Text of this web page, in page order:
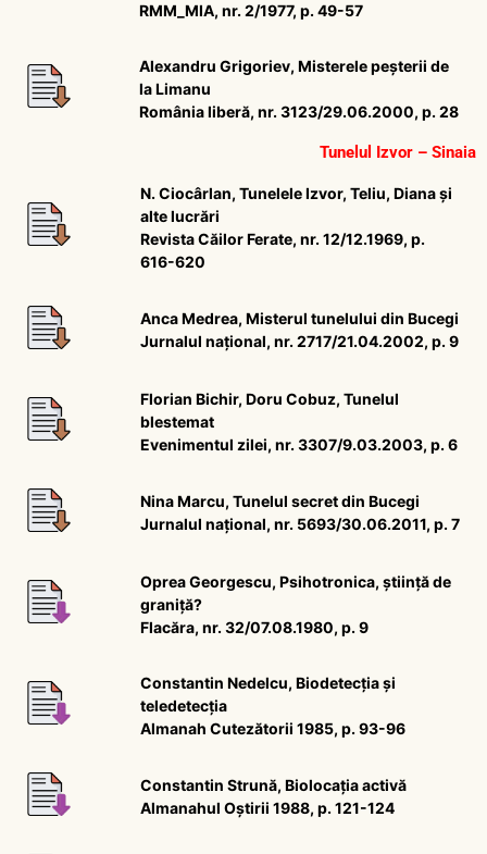
RMM_MIA, nr. 2/1977, p. 49-57
Alexandru Grigoriev, Misterele peșterii de
la Limanu
România liberă, nr. 3123/29.06.2000, p. 28
Tunelul Izvor – Sinaia
N. Ciocârlan, Tunelele Izvor, Teliu, Diana și
alte lucrări
Revista Căilor Ferate, nr. 12/12.1969, p.
616-620
Anca Medrea, Misterul tunelului din Bucegi
Jurnalul național, nr. 2717/21.04.2002, p. 9
Florian Bichir, Doru Cobuz, Tunelul
blestemat
Evenimentul zilei, nr. 3307/9.03.2003, p. 6
Nina Marcu, Tunelul secret din Bucegi
Jurnalul național, nr. 5693/30.06.2011, p. 7
Oprea Georgescu, Psihotronica, știință de
graniță?
Flacăra, nr. 32/07.08.1980, p. 9
Constantin Nedelcu, Biodetecția și
teledetecția
Almanah Cutezătorii 1985, p. 93-96
Constantin Strună, Biolocația activă
Almanahul Oștirii 1988, p. 121-124